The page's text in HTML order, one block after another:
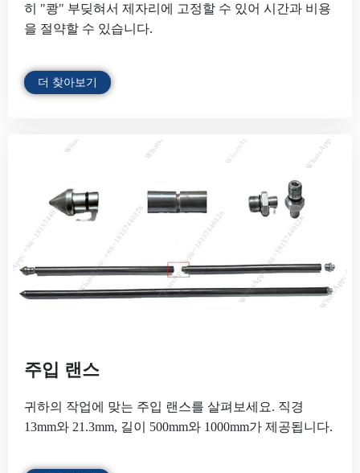
히 "쾅" 부딪혀서 제자리에 고정할 수 있어 시간과 비용
을 절약할 수 있습니다.
더 찾아보기
주입 랜스
귀하의 작업에 맞는 주입 랜스를 살펴보세요. 직경
13mm와 21.3mm, 길이 500mm와 1000mm가 제공됩니다.